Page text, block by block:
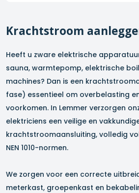
Krachtstroom
Heeft u zware elektrische
sauna, warmtepomp, elektrische
machines? Dan is een
fase) essentieel om overbelasting
voorkomen. In Lemmer verzorgen
elektriciens een veilige en
krachtstroomaansluiting, volledig
NEN 1010-normen.
We zorgen voor een correcte
meterkast, groepenkast en